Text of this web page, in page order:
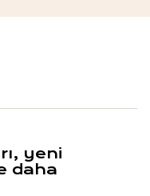
yeni
daha